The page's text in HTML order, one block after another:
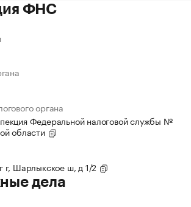
ФНС
органа
Федеральной налоговой службы №
области
г, Шарлыкское ш, д 1/2
дела